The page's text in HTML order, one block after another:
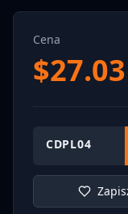
Cena
$27.03
CDPL04